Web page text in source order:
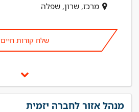
מרכז, שרון, שפלה
שלח קורות חיים
מנהל אזור לחברה יזמית